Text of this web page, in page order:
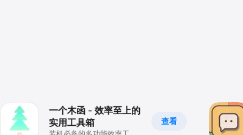
查看
一个木函 - 效率至上的
实用工具箱